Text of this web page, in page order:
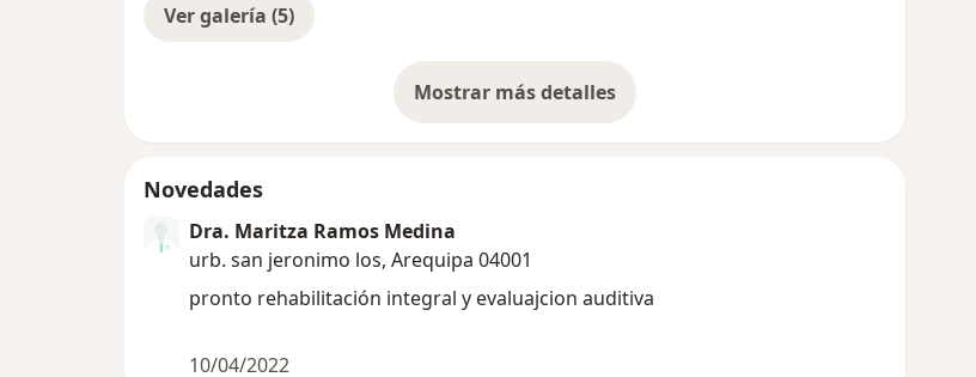
Ver galería (5)
Mostrar más detalles
sobre la experiencia
Novedades
Dra. Maritza Ramos Medina
urb. san jeronimo los, Arequipa 04001
pronto rehabilitación integral y evaluajcion auditiva
10/04/2022